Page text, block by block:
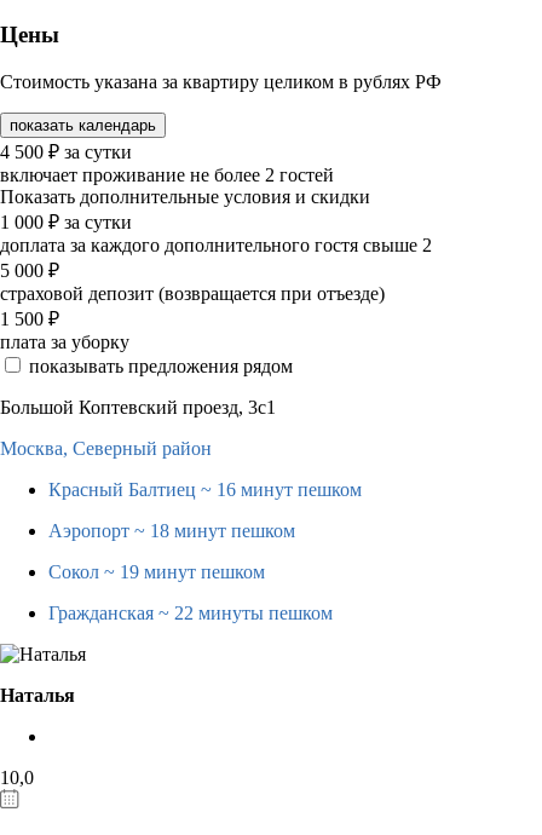
Цены
Стоимость указана за квартиру целиком в рублях РФ
показать календарь
4 500 ₽ за сутки
включает проживание не более 2 гостей
Показать дополнительные условия и скидки
1 000 ₽ за сутки
доплата за каждого дополнительного гостя свыше 2
5 000 ₽
страховой депозит (возвращается при отъезде)
1 500 ₽
плата за уборку
показывать предложения рядом
Большой Коптевский проезд, 3с1
Москва, Северный район
Красный Балтиец ~ 16 минут пешком
Аэропорт ~ 18 минут пешком
Сокол ~ 19 минут пешком
Гражданская ~ 22 минуты пешком
Наталья
10,0